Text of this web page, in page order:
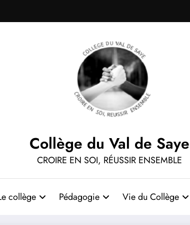
Collège du Val de Saye
CROIRE EN SOI, RÉUSSIR ENSEMBLE
collège Pédagogie Vie du Collège